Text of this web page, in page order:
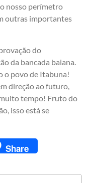
nosso perímetro
outras importantes
do
da bancada baiana.
o povo de Itabuna!
direção ao futuro,
tempo! Fruto do
isso está se
Share